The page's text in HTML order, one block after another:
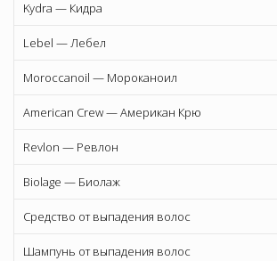
Kydra — Кидра
Lebel — Лебел
Moroccanoil — Мороканоил
American Crew — Американ Крю
Revlon — Ревлон
Biolage — Биолаж
Средство от выпадения волос
Шампунь от выпадения волос